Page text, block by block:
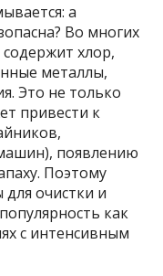
а
Во многих
хлор,
металлы,
Это не только
привести к
появлению
Поэтому
очистки и
как
с интенсивным